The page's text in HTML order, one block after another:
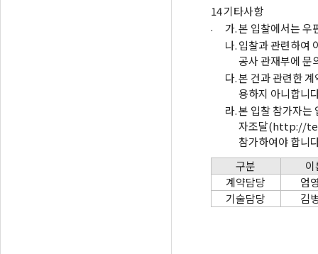
14
.
기타사항
가.본 입찰에서는 우
나.입찰과 관련하여
공사 관재부에 문
다.본 건과 관련한
용하지 아니합니
라.본 입찰 참가자는
자조달(http://
참가하여야 합니
구분
계약담당
엄
기술담당
김